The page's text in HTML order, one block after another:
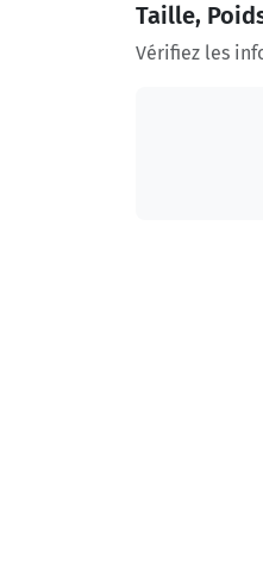
Taille,
Vérifiez les